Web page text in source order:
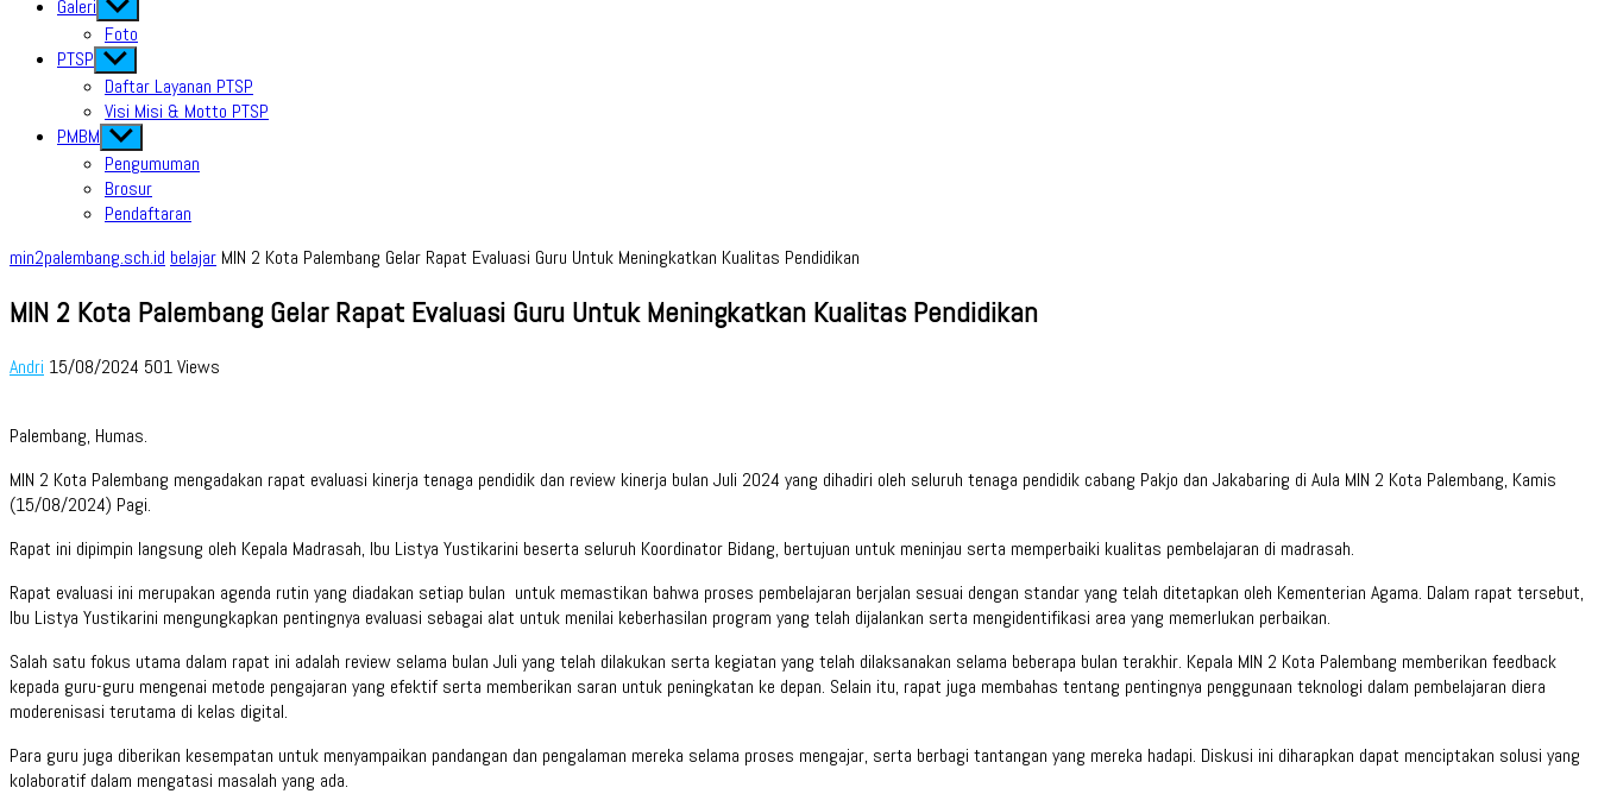
Galeri Show
sub
menu
Foto
PTSP Show
sub
menu
Daftar Layanan PTSP
Visi Misi & Motto PTSP
PMBM Show
sub
menu
Pengumuman
Brosur
Pendaftaran
min2palembang.sch.id belajar MIN 2 Kota Palembang Gelar Rapat Evaluasi Guru Untuk Meningkatkan Kualitas Pendidikan
MIN 2 Kota Palembang Gelar Rapat Evaluasi Guru Untuk Meningkatkan Kualitas Pendidikan
Andri 15/08/2024 501 Views
Palembang, Humas.
MIN 2 Kota Palembang mengadakan rapat evaluasi kinerja tenaga pendidik dan review kinerja bulan Juli 2024 yang dihadiri oleh seluruh tenaga pendidik cabang Pakjo dan Jakabaring di Aula MIN 2 Kota Palembang, Kamis
(15/08/2024) Pagi.
Rapat ini dipimpin langsung oleh Kepala Madrasah, Ibu Listya Yustikarini beserta seluruh Koordinator Bidang, bertujuan untuk meninjau serta memperbaiki kualitas pembelajaran di madrasah.
Rapat evaluasi ini merupakan agenda rutin yang diadakan setiap bulan untuk memastikan bahwa proses pembelajaran berjalan sesuai dengan standar yang telah ditetapkan oleh Kementerian Agama. Dalam rapat tersebut,
Ibu Listya Yustikarini mengungkapkan pentingnya evaluasi sebagai alat untuk menilai keberhasilan program yang telah dijalankan serta mengidentifikasi area yang memerlukan perbaikan.
Salah satu fokus utama dalam rapat ini adalah review selama bulan Juli yang telah dilakukan serta kegiatan yang telah dilaksanakan selama beberapa bulan terakhir. Kepala MIN 2 Kota Palembang memberikan feedback
kepada guru-guru mengenai metode pengajaran yang efektif serta memberikan saran untuk peningkatan ke depan. Selain itu, rapat juga membahas tentang pentingnya penggunaan teknologi dalam pembelajaran diera
moderenisasi terutama di kelas digital.
Para guru juga diberikan kesempatan untuk menyampaikan pandangan dan pengalaman mereka selama proses mengajar, serta berbagi tantangan yang mereka hadapi. Diskusi ini diharapkan dapat menciptakan solusi yang
kolaboratif dalam mengatasi masalah yang ada.